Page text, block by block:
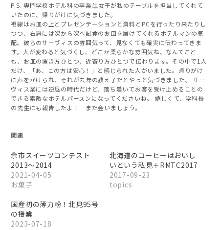
P.S. 専門学校ホテル科の卒業生女子が私のテーブルを担当してくれて
いたのに、帰りがけに気づきました。
視線はお皿の上とプレゼンテーションと資料とPCを行ったり来たりし
つつ、右肩には次から次へ試食のお皿を届けてくれるホテルマンの気
配。彼らのサーヴィスの雰囲気って、見なくても確実に伝わってきま
す。人が変わると気づくし、どこか柔らかな雰囲気ね、なんてこと
も、お皿の置き方ひとつ、近寄り方ひとつで伝わります。その中で1人
だけ、「あ、この方は安心！」と感じられた人がいました。帰りがけ
に声をかけられ、それが去年の教え子だとやっと気づきました。 サー
ヴィス業には逆風の時代だけど、落ち着いてお客を受け止めることの
できる素敵なホテルパースンになってくださいね。 嬉しくて、学科長
の先生にも報告したよ！ また会いましょう。
関連
余市スイーツコンテスト
2013〜2014
2021-04-05
お菓子
北海道のコーヒーはおいし
いという私見＋RMTC2017
2017-09-23
topics
国産初の薄力粉！北見95号
の授業
2023-07-18